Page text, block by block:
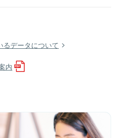
データについて
内